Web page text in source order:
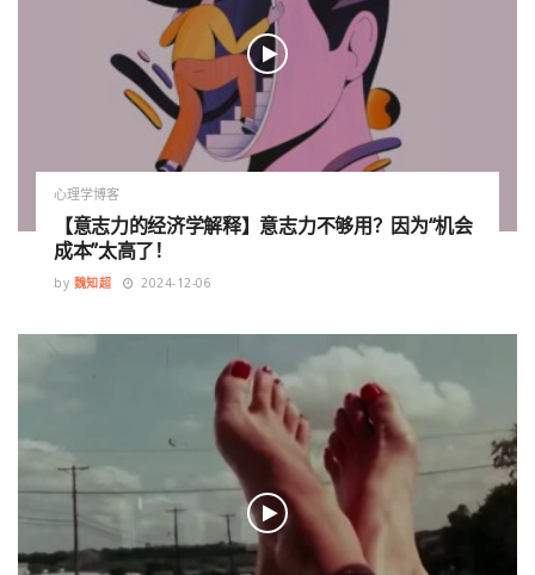
心理学博客
【意志力的经济学解释】意志力不够用？因为“机会
成本”太高了！
by 魏知超 2024-12-06